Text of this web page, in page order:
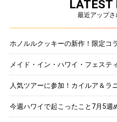
LATEST
最近アップ
ホノルルクッキーの新作！限定コ
メイド・イン・ハワイ・フェステ
人気ツアーに参加！カイルア＆ラ
今週ハワイで起こったこと7月5週